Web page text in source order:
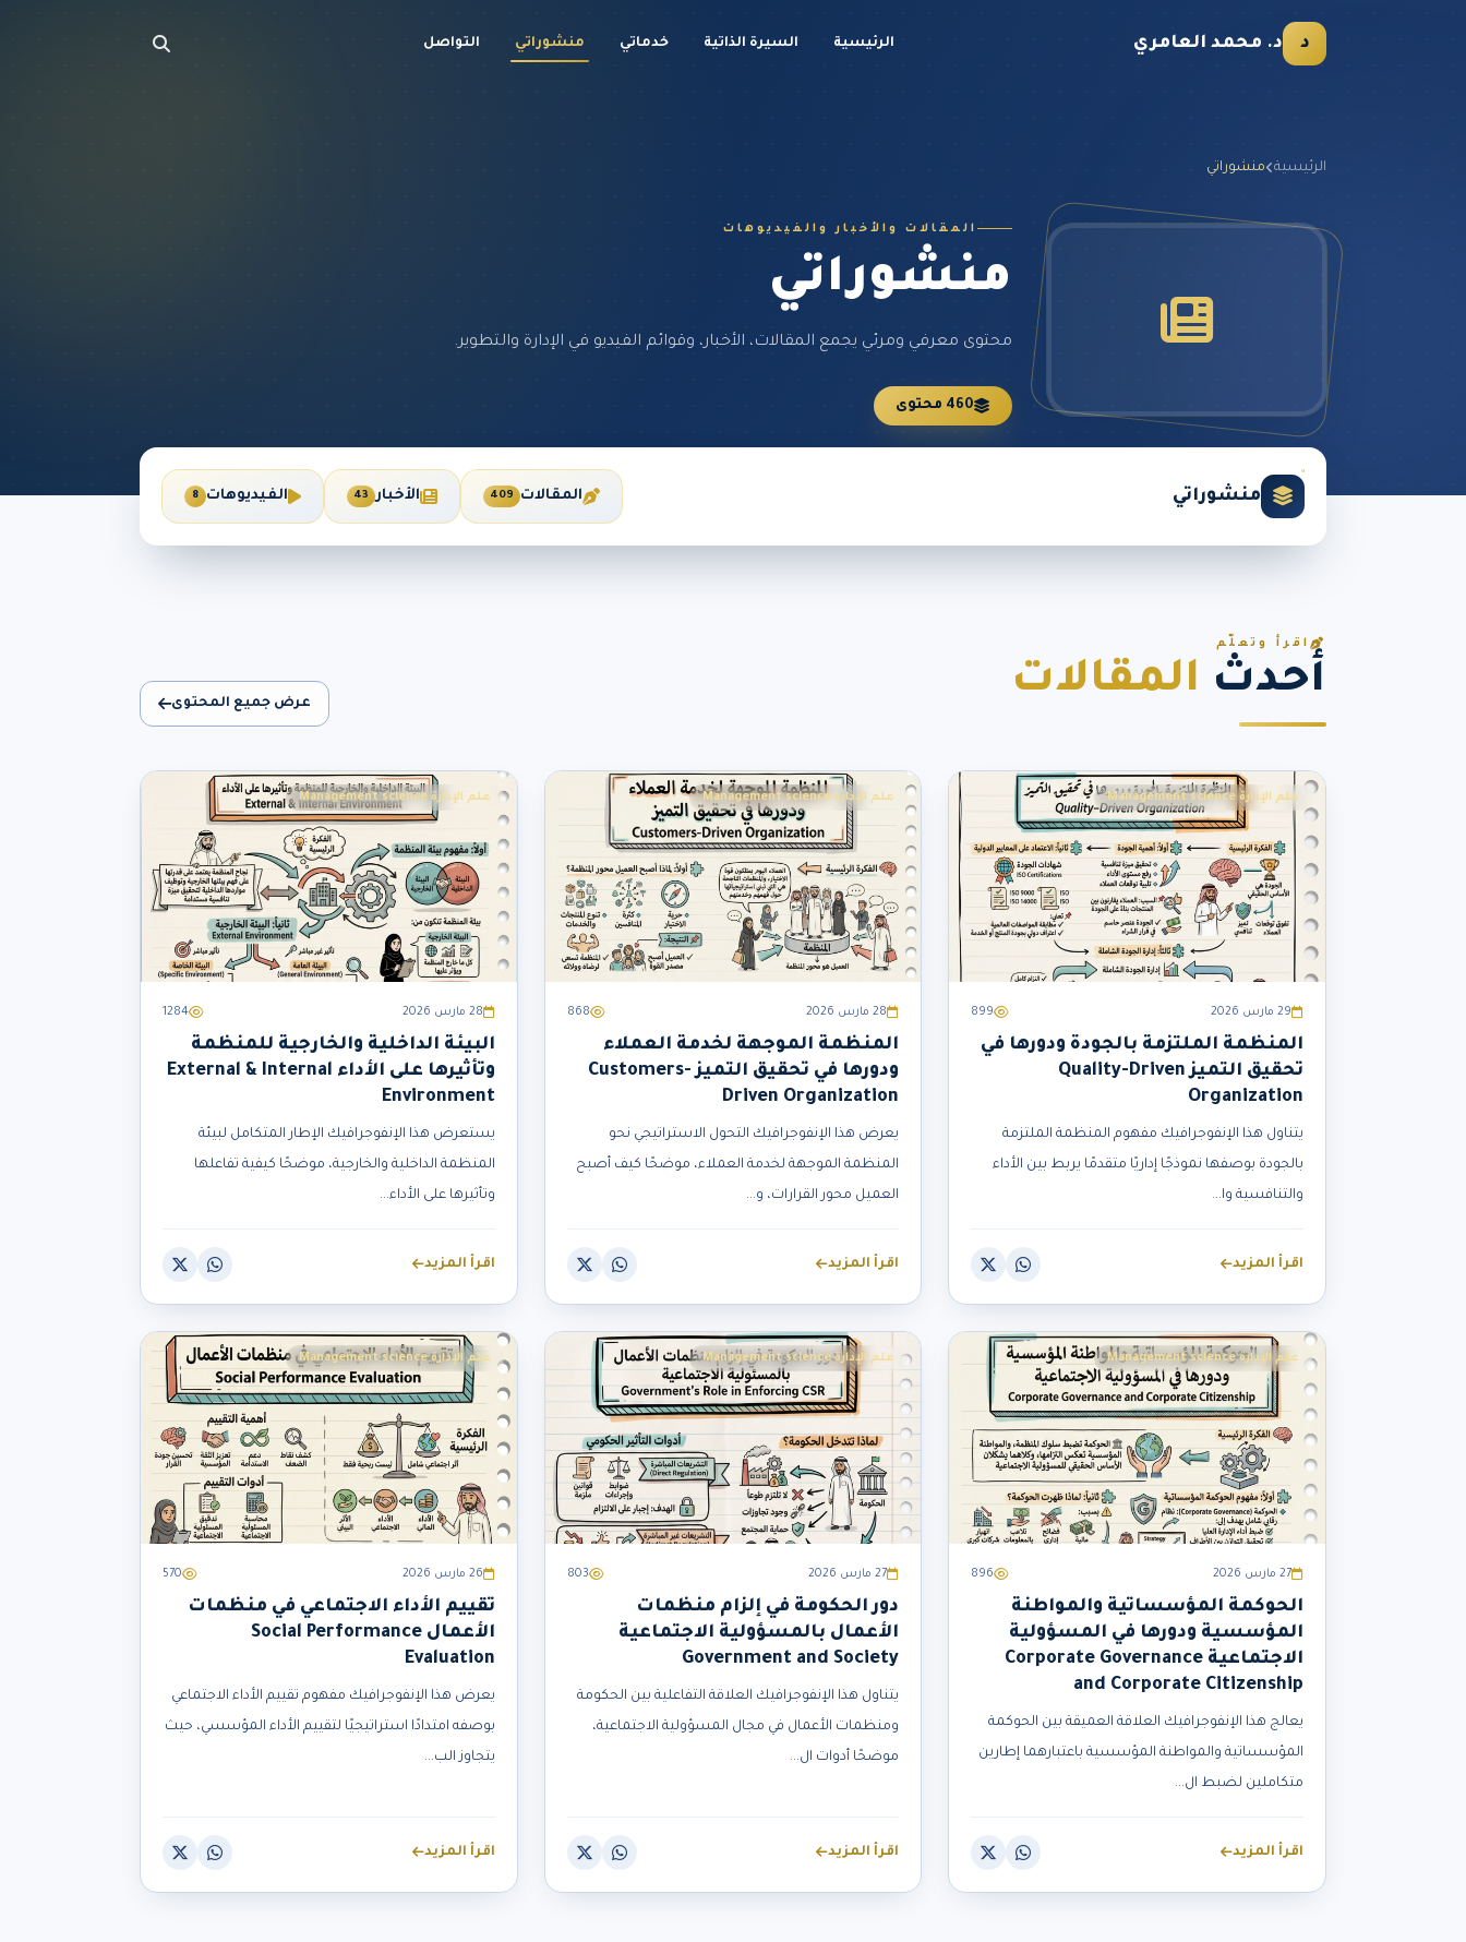
د د. محمد العامري الرئيسية السيرة الذاتية خدماتي منشوراتي التواصل
الرئيسية منشوراتي
المقالات والأخبار والفيديوهات
منشوراتي
محتوى معرفي ومرئي يجمع المقالات، الأخبار، وقوائم الفيديو في الإدارة والتطوير.
460 محتوى
منشوراتي المقالات 409 الأخبار 43 الفيديوهات 8
اقرأ وتعلّم
أحدث المقالات عرض جميع المحتوى
علم الإدارة Management science
29 مارس 2026 899
المنظمة الملتزمة بالجودة ودورها في
تحقيق التميز Quality-Driven
Organization
يتناول هذا الإنفوجرافيك مفهوم المنظمة الملتزمة
بالجودة بوصفها نموذجًا إداريًا متقدمًا يربط بين الأداء
والتنافسية وا...
اقرأ المزيد
علم الإدارة Management science
28 مارس 2026 868
المنظمة الموجهة لخدمة العملاء
ودورها في تحقيق التميز Customers-
Driven Organization
يعرض هذا الإنفوجرافيك التحول الاستراتيجي نحو
المنظمة الموجهة لخدمة العملاء، موضحًا كيف أصبح
العميل محور القرارات، و...
اقرأ المزيد
علم الإدارة Management science
28 مارس 2026 1284
البيئة الداخلية والخارجية للمنظمة
وتأثيرها على الأداء External & Internal
Environment
يستعرض هذا الإنفوجرافيك الإطار المتكامل لبيئة
المنظمة الداخلية والخارجية، موضحًا كيفية تفاعلها
وتأثيرها على الأداء...
اقرأ المزيد
علم الإدارة Management science
27 مارس 2026 896
الحوكمة المؤسساتية والمواطنة
المؤسسية ودورها في المسؤولية
الاجتماعية Corporate Governance
and Corporate Citizenship
يعالج هذا الإنفوجرافيك العلاقة العميقة بين الحوكمة
المؤسساتية والمواطنة المؤسسية باعتبارهما إطارين
متكاملين لضبط ال...
اقرأ المزيد
علم الإدارة Management science
27 مارس 2026 803
دور الحكومة في إلزام منظمات
الأعمال بالمسؤولية الاجتماعية
Government and Society
يتناول هذا الإنفوجرافيك العلاقة التفاعلية بين الحكومة
ومنظمات الأعمال في مجال المسؤولية الاجتماعية،
موضحًا أدوات ال...
اقرأ المزيد
علم الإدارة Management science
26 مارس 2026 570
تقييم الأداء الاجتماعي في منظمات
الأعمال Social Performance
Evaluation
يعرض هذا الإنفوجرافيك مفهوم تقييم الأداء الاجتماعي
بوصفه امتدادًا استراتيجيًا لتقييم الأداء المؤسسي، حيث
يتجاوز الب...
اقرأ المزيد